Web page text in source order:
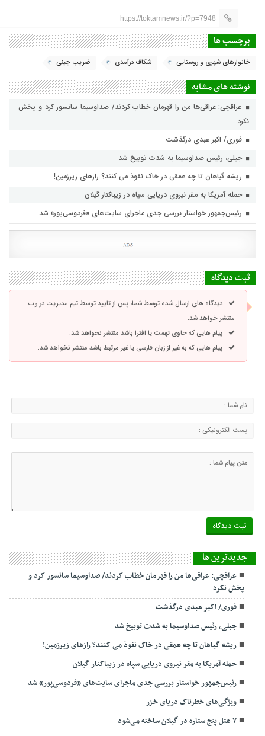
https://toktamnews.ir/?p=7948
برچسب ها
خانوار‌های شهری و روستایی شکاف درآمدی ضریب جینی
نوشته های مشابه
عراقچی: عراقی‌ها من را قهرمان خطاب کردند/ صداوسیما سانسور کرد و پخش
نکرد
فوری/ اکبر عبدی درگذشت
جبلی، رئیس صداوسیما به شدت توبیخ شد
ریشه گیاهان تا چه عمقی در خاک نفوذ می کنند؟ رازهای زیرزمین!
حمله آمریکا به مقر نیروی دریایی سپاه در زیباکنار گیلان
رئیس‌جمهور خواستار بررسی جدی ماجرای سایت‌های «فردوسی‌پور» شد
ثبت دیدگاه
دیدگاه های ارسال شده توسط شما، پس از تایید توسط تیم مدیریت در وب
منتشر خواهد شد.
پیام هایی که حاوی تهمت یا افترا باشد منتشر نخواهد شد.
پیام هایی که به غیر از زبان فارسی یا غیر مرتبط باشد منتشر نخواهد شد.
جديدترين ها
عراقچی: عراقی‌ها من را قهرمان خطاب کردند/ صداوسیما سانسور کرد و
پخش نکرد
فوری/ اکبر عبدی درگذشت
جبلی، رئیس صداوسیما به شدت توبیخ شد
ریشه گیاهان تا چه عمقی در خاک نفوذ می کنند؟ رازهای زیرزمین!
حمله آمریکا به مقر نیروی دریایی سپاه در زیباکنار گیلان
رئیس‌جمهور خواستار بررسی جدی ماجرای سایت‌های «فردوسی‌پور» شد
ویژگی‌های خطرناک دریای خزر
۷ هتل پنج ستاره در گیلان ساخته می‌شود